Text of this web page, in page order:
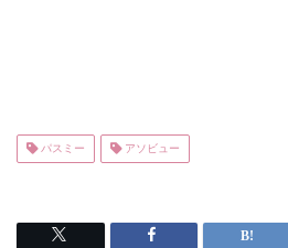
パスミー アソビュー